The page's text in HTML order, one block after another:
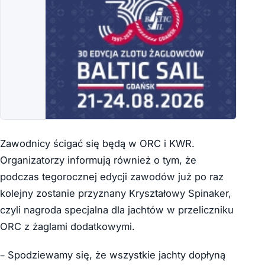
Zawodnicy ścigać się będą w ORC i KWR.
Organizatorzy informują również o tym, że
podczas tegorocznej edycji zawodów już po raz
kolejny zostanie przyznany Kryształowy Spinaker,
czyli nagroda specjalna dla jachtów w przeliczniku
ORC z żaglami dodatkowymi.
– Spodziewamy się, że wszystkie jachty dopłyną